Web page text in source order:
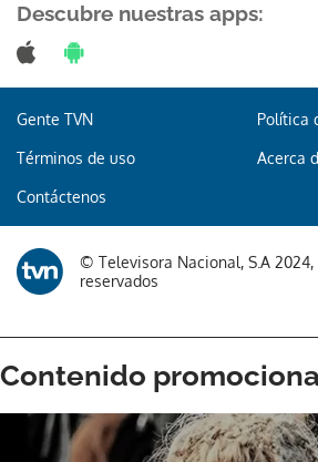
Descubre nuestras apps:
Gente TVN Política
Términos de uso Acerca
Contáctenos
© Televisora Nacional, S.A
reservados